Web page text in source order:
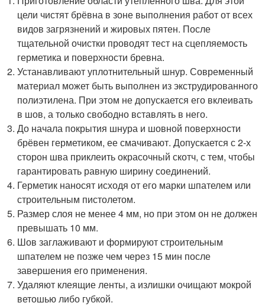
цели чистят брёвна в зоне выполнения работ от всех
видов загрязнений и жировых пятен. После
тщательной очистки проводят тест на сцепляемость
герметика и поверхности бревна.
Устанавливают уплотнительный шнур. Современный
материал может быть выполнен из экструдированного
полиэтилена. При этом не допускается его вклеивать
в шов, а только свободно вставлять в него.
До начала покрытия шнура и шовной поверхности
брёвен герметиком, ее смачивают. Допускается с 2-х
сторон шва приклеить окрасочный скотч, с тем, чтобы
гарантировать равную ширину соединений.
Герметик наносят исходя от его марки шпателем или
строительным пистолетом.
Размер слоя не менее 4 мм, но при этом он не должен
превышать 10 мм.
Шов заглаживают и формируют строительным
шпателем не позже чем через 15 мин после
завершения его применения.
Удаляют клеящие ленты, а излишки очищают мокрой
ветошью либо губкой.